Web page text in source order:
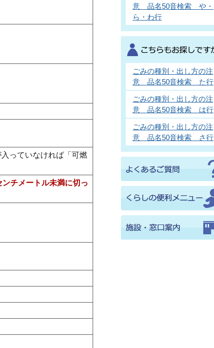
っていなければ「可燃
チメートル未満に切っ
意 品名50音検索 や・
ら・わ行
ごみの種別・出し方の注
意 品名50音検索 た行
ごみの種別・出し方の注
意 品名50音検索 は行
ごみの種別・出し方の注
意 品名50音検索 さ行